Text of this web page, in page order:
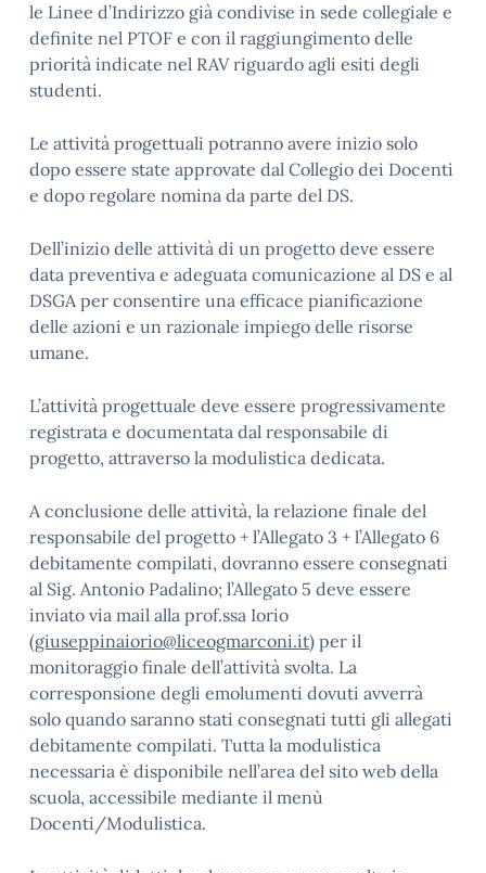
le Linee d’Indirizzo già condivise in sede collegiale e
definite nel PTOF e con il raggiungimento delle
priorità indicate nel RAV riguardo agli esiti degli
studenti.
Le attività progettuali potranno avere inizio solo
dopo essere state approvate dal Collegio dei Docenti
e dopo regolare nomina da parte del DS.
Dell’inizio delle attività di un progetto deve essere
data preventiva e adeguata comunicazione al DS e al
DSGA per consentire una efficace pianificazione
delle azioni e un razionale impiego delle risorse
umane.
L’attività progettuale deve essere progressivamente
registrata e documentata dal responsabile di
progetto, attraverso la modulistica dedicata.
A conclusione delle attività, la relazione finale del
responsabile del progetto + l’Allegato 3 + l’Allegato 6
debitamente compilati, dovranno essere consegnati
al Sig. Antonio Padalino; l’Allegato 5 deve essere
inviato via mail alla prof.ssa Iorio
(giuseppinaiorio@liceogmarconi.it) per il
monitoraggio finale dell’attività svolta. La
corresponsione degli emolumenti dovuti avverrà
solo quando saranno stati consegnati tutti gli allegati
debitamente compilati. Tutta la modulistica
necessaria è disponibile nell’area del sito web della
scuola, accessibile mediante il menù
Docenti/Modulistica.